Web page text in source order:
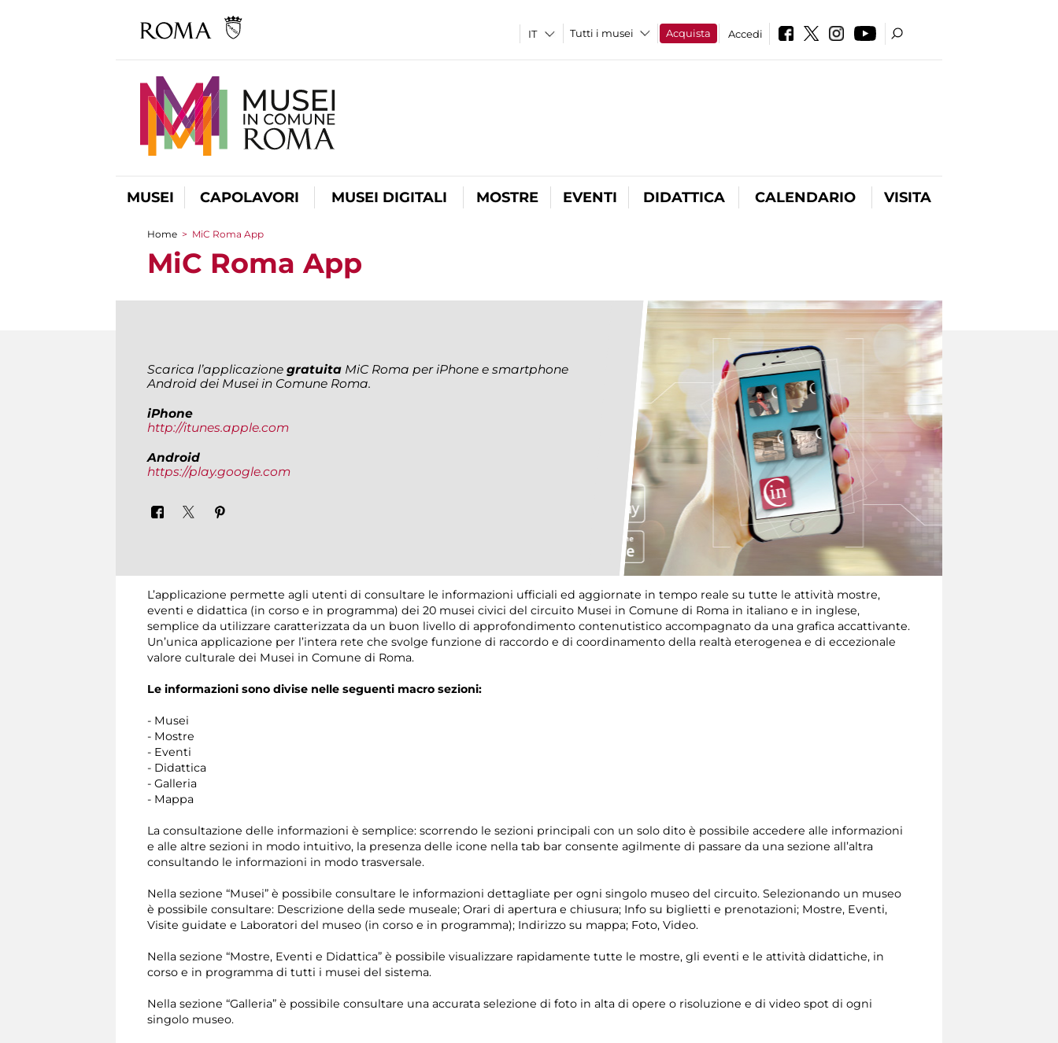
Tutti i musei Acquista Accedi
MUSEI CAPOLAVORI MUSEI DIGITALI MOSTRE EVENTI DIDATTICA CALENDARIO VISITA
Tu sei qui
Home > MiC Roma App
MiC Roma App
Scarica l’applicazione gratuita MiC Roma per iPhone e smartphone
Android dei Musei in Comune Roma.
iPhone
http://itunes.apple.com
Android
https://play.google.com
L’applicazione permette agli utenti di consultare le informazioni ufficiali ed aggiornate in tempo reale su tutte le attività mostre,
eventi e didattica (in corso e in programma) dei 20 musei civici del circuito Musei in Comune di Roma in italiano e in inglese,
semplice da utilizzare caratterizzata da un buon livello di approfondimento contenutistico accompagnato da una grafica accattivante.
Un’unica applicazione per l’intera rete che svolge funzione di raccordo e di coordinamento della realtà eterogenea e di eccezionale
valore culturale dei Musei in Comune di Roma.
Le informazioni sono divise nelle seguenti macro sezioni:
- Musei
- Mostre
- Eventi
- Didattica
- Galleria
- Mappa
La consultazione delle informazioni è semplice: scorrendo le sezioni principali con un solo dito è possibile accedere alle informazioni
e alle altre sezioni in modo intuitivo, la presenza delle icone nella tab bar consente agilmente di passare da una sezione all’altra
consultando le informazioni in modo trasversale.
Nella sezione “Musei” è possibile consultare le informazioni dettagliate per ogni singolo museo del circuito. Selezionando un museo
è possibile consultare: Descrizione della sede museale; Orari di apertura e chiusura; Info su biglietti e prenotazioni; Mostre, Eventi,
Visite guidate e Laboratori del museo (in corso e in programma); Indirizzo su mappa; Foto, Video.
Nella sezione “Mostre, Eventi e Didattica” è possibile visualizzare rapidamente tutte le mostre, gli eventi e le attività didattiche, in
corso e in programma di tutti i musei del sistema.
Nella sezione “Galleria” è possibile consultare una accurata selezione di foto in alta di opere o risoluzione e di video spot di ogni
singolo museo.